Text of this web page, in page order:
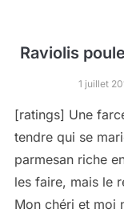
Raviolis
1 juillet
[ratings] Une
tendre qui se
parmesan riche
les faire, mais le
Mon chéri et moi